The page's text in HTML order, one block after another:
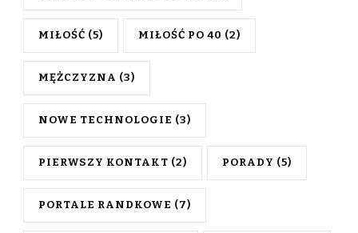
MIŁOŚĆ (5) MIŁOŚĆ PO 40 (2)
MĘŻCZYZNA (3)
NOWE TECHNOLOGIE (3)
PIERWSZY KONTAKT (2) PORADY (5)
PORTALE RANDKOWE (7)